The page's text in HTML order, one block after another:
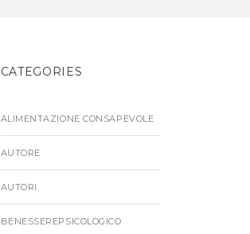
CATEGORIES
ALIMENTAZIONE CONSAPEVOLE
AUTORE
AUTORI
BENESSEREPSICOLOGICO